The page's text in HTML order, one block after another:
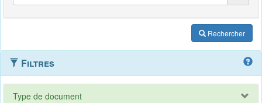
Rechercher
Filtres
Type de document